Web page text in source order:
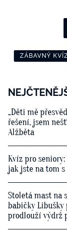
ZÁBAVNÝ
„Děti mě
řešení, jsem
Alžběta
Kvíz pro
jak jste na tom
Stoletá mast na
babičky Libušky
prodlouží výdrž